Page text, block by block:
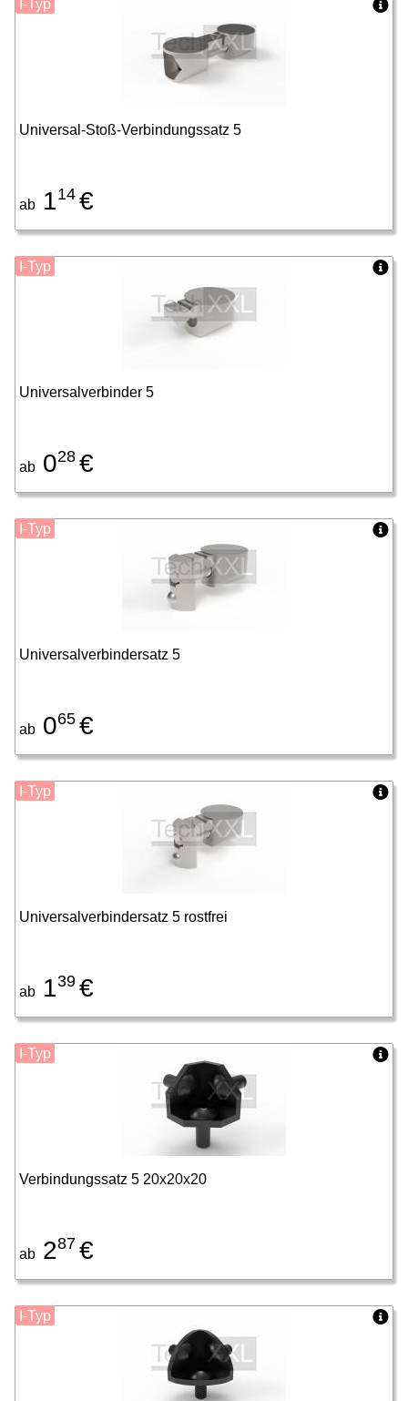
Universal-Stoß-Verbindungssatz 5
ab 114 €
I-Typ
Universalverbinder 5
ab 028 €
I-Typ
Universalverbindersatz 5
ab 065 €
I-Typ
Universalverbindersatz 5 rostfrei
ab 139 €
I-Typ
Verbindungssatz 5 20x20x20
ab 287 €
I-Typ
I-Typ